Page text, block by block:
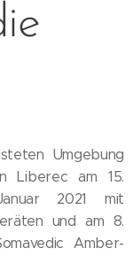
Umgebung
Liberec am 15.
2021 mit
und am 8.
Amber-